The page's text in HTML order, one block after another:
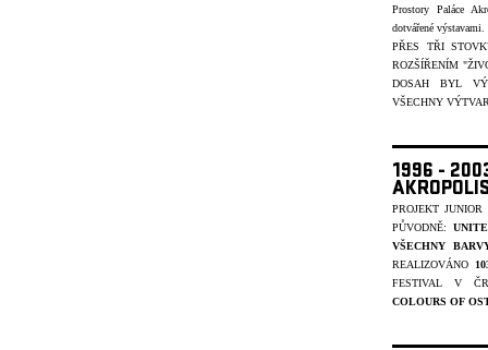
Prostory Paláce
dotvářené
PŘES TŘI
ROZŠÍŘENÍM
DOSAH BYL
VŠECHNY
1996 -
PROJEKT
PŮVODNĚ:
VŠECHNY
REALIZOVÁNO
FESTIVAL V
COLOURS OF